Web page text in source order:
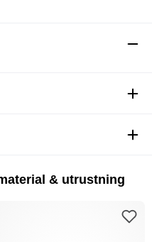
& utrustning